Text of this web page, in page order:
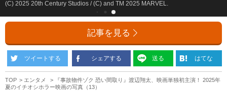
(C) 2025 20th Century Studios / (C) and TM 2025 MARVEL.
記事を見る
ツイートする シェアする 送る はてな
TOP エンタメ
『事故物件ゾク 恐い間取り』渡辺翔太、映画単独初主演！ 2025年
夏のイチオシホラー映画の写真（13）